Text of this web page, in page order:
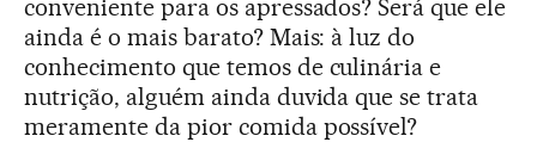
conveniente para os apressados? Será que ele
ainda é o mais barato? Mais: à luz do
conhecimento que temos de culinária e
nutrição, alguém ainda duvida que se trata
meramente da pior comida possível?